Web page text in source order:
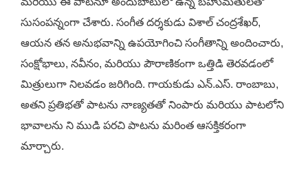
సుసంపన్నంగా చేశారు. సంగీత దర్శకుడు విశాల్ చంద్రశేఖర్,
ఆయన తన అనుభవాన్ని ఉపయోగించి సంగీతాన్ని అందించారు,
సంక్షోభాలు, నవీనం, మరియు పౌరాణికంగా ఒత్తిడి తెరవడంలో
మిత్రులుగా నిలవడం జరిగింది. గాయకుడు ఎన్.ఎస్. రాంబాబు,
అతని ప్రతిభతో పాటను నాణ్యతతో నింపారు మరియు పాటలోని
భావాలను ని ముడి పరచి పాటను మరింత ఆసక్తికరంగా
మార్చారు.